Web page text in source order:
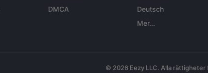
DMCA
Deutsch
Mer...
© 2026 Eezy LLC. Alla rättigheter